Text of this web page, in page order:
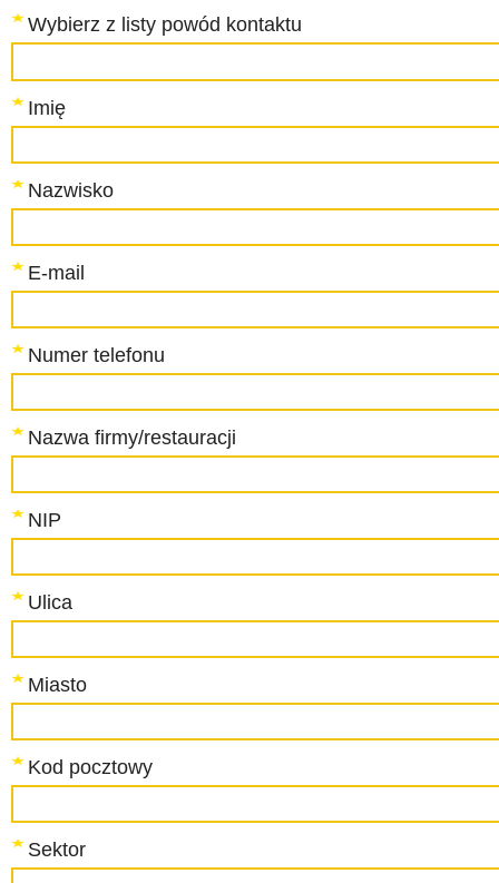
Wybierz z listy powód kontaktu
Imię
Nazwisko
E-mail
Numer telefonu
Nazwa firmy/restauracji
NIP
Ulica
Miasto
Kod pocztowy
Sektor